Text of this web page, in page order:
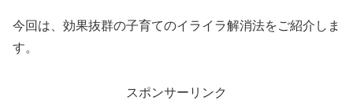
今回は、効果抜群の子育てのイライラ解消法をご紹介しま
す。
スポンサーリンク